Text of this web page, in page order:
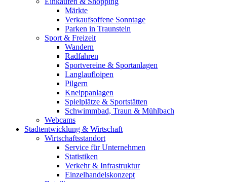
Märkte
Verkaufsoffene Sonntage
Parken in Traunstein
Sport & Freizeit
Wandern
Radfahren
Sportvereine & Sportanlagen
Langlaufloipen
Pilgern
Kneippanlagen
Spielplätze & Sportstätten
Schwimmbad, Traun & Mühlbach
Webcams
Stadtentwicklung & Wirtschaft
Wirtschaftsstandort
Service für Unternehmen
Statistiken
Verkehr & Infrastruktur
Einzelhandelskonzept